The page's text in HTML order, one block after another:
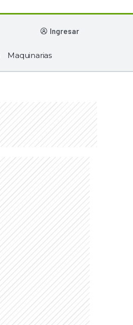
ingresar
Maquinarias